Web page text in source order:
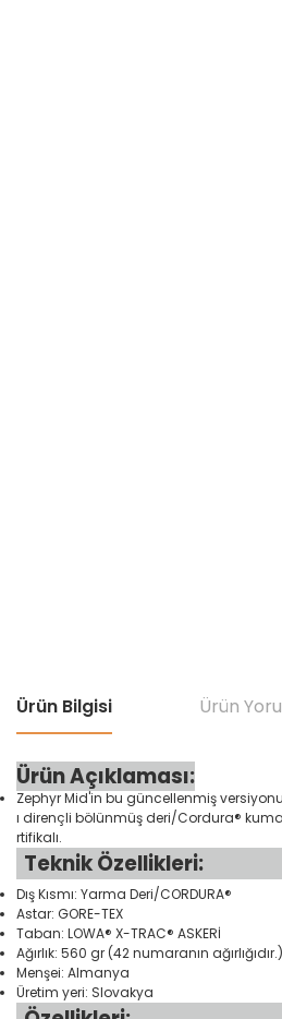
Ürün Bilgisi Ürün
Ürün Açıklaması:
Zephyr Mid'in bu güncellenmiş
ı dirençli bölünmüş deri/Cordura®
rtifikalı.
Teknik Özellikleri:
Dış Kısmı: Yarma Deri/CORDURA®
Astar: GORE-TEX
Taban: LOWA® X-TRAC® ASKERİ
Ağırlık: 560 gr (42 numaranın ağırlığıdır.)
Menşei: Almanya
Üretim yeri: Slovakya